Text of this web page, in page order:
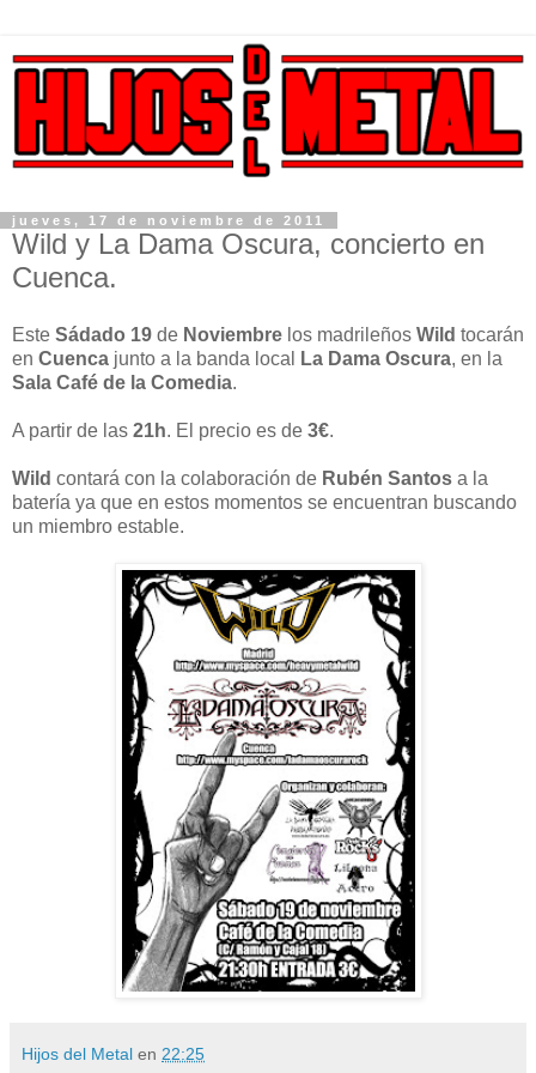
jueves, 17 de noviembre de 2011
Wild y La Dama Oscura, concierto en
Cuenca.
Este Sádado 19 de Noviembre los madrileños Wild tocarán
en Cuenca junto a la banda local La Dama Oscura, en la
Sala Café de la Comedia.
A partir de las 21h. El precio es de 3€.
Wild contará con la colaboración de Rubén Santos a la
batería ya que en estos momentos se encuentran buscando
un miembro estable.
Hijos del Metal en 22:25